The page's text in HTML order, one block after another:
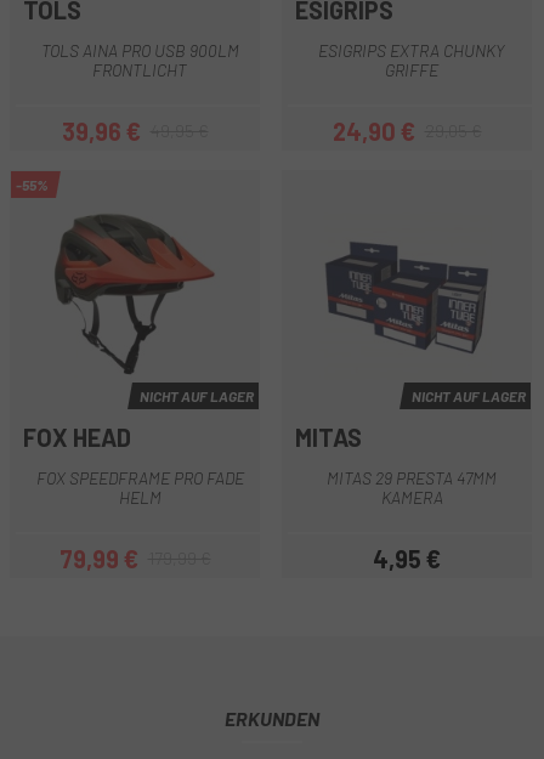
TOLS
TOLS AINA PRO USB 900LM
FRONTLICHT
Preis
39,96 €Regulärer Preis
ESIGRIPS
ESIGRIPS EXTRA CHUNKY
GRIFFE
Preis
24,90 €Regulärer Preis
-55%
NICHT AUF LAGER
FOX HEAD
FOX SPEEDFRAME PRO FADE
HELM
Preis
79,99 €Regulärer Preis
NICHT AUF LAGER
MITAS
MITAS 29 PRESTA 47MM
KAMERA
Preis
4,95 €
ERKUNDEN